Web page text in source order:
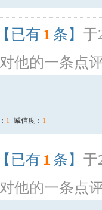
【已有 1 条】 于
他的一条点
1 诚信度： 1
【已有 1 条】 于
他的一条点